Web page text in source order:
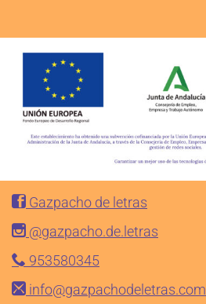
Gazpacho de letras
@gazpacho.de.letras
953580345
info@gazpachodeletras.com